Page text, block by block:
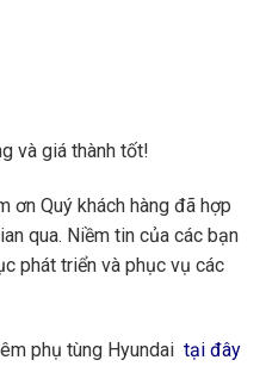
và giá thành tốt!
ơn Quý khách hàng đã hợp
qua. Niềm tin của các bạn
phát triển và phục vụ các
phụ tùng Hyundai tại đây